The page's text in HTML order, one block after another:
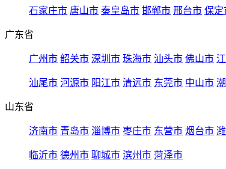
石家庄市 唐山市 秦皇岛市 邯郸市 邢台市 保定
广东省
广州市 韶关市 深圳市 珠海市 汕头市 佛山市
汕尾市 河源市 阳江市 清远市 东莞市 中山市
山东省
济南市 青岛市 淄博市 枣庄市 东营市 烟台市
临沂市 德州市 聊城市 滨州市 菏泽市